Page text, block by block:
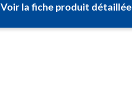
Voir la fiche produit détaillée